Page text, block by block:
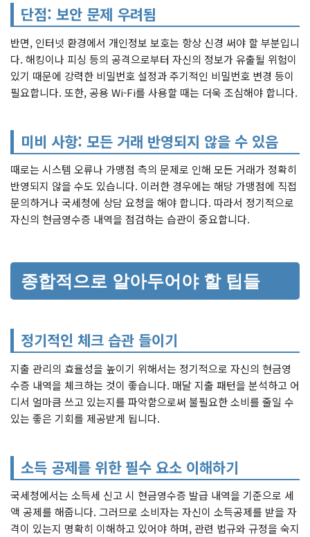
단점: 보안 문제 우려됨
반면, 인터넷 환경에서 개인정보 보호는 항상 신경 써야 할 부분입니
다. 해킹이나 피싱 등의 공격으로부터 자신의 정보가 유출될 위험이
있기 때문에 강력한 비밀번호 설정과 주기적인 비밀번호 변경 등이
필요합니다. 또한, 공용 Wi-Fi를 사용할 때는 더욱 조심해야 합니다.
미비 사항: 모든 거래 반영되지 않을 수 있음
때로는 시스템 오류나 가맹점 측의 문제로 인해 모든 거래가 정확히
반영되지 않을 수도 있습니다. 이러한 경우에는 해당 가맹점에 직접
문의하거나 국세청에 상담 요청을 해야 합니다. 따라서 정기적으로
자신의 현금영수증 내역을 점검하는 습관이 중요합니다.
종합적으로 알아두어야 할 팁들
정기적인 체크 습관 들이기
지출 관리의 효율성을 높이기 위해서는 정기적으로 자신의 현금영
수증 내역을 체크하는 것이 좋습니다. 매달 지출 패턴을 분석하고 어
디서 얼마큼 쓰고 있는지를 파악함으로써 불필요한 소비를 줄일 수
있는 좋은 기회를 제공받게 됩니다.
소득 공제를 위한 필수 요소 이해하기
국세청에서는 소득세 신고 시 현금영수증 발급 내역을 기준으로 세
액 공제를 해줍니다. 그러므로 소비자는 자신이 소득공제를 받을 자
격이 있는지 명확히 이해하고 있어야 하며, 관련 법규와 규정을 숙지